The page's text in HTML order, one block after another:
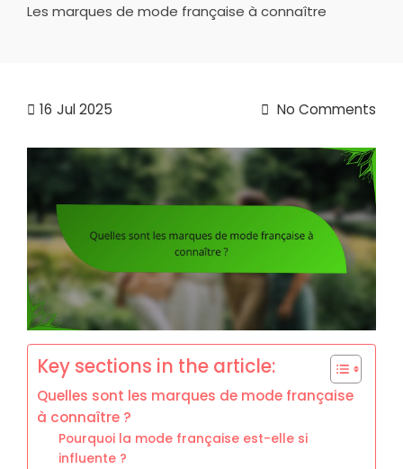
Les marques de mode française à connaître
16 Jul 2025 No Comments
Key sections in the article:
Quelles sont les marques de mode française
à connaître ?
Pourquoi la mode française est-elle si
influente ?